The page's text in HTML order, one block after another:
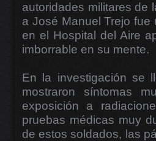
autoridades militares de
a José Manuel Trejo
en el Hospital del Aire
imborrable en su mente.
En la investigación se
mostraron síntomas
exposición a
pruebas médicas muy
de estos soldados, las